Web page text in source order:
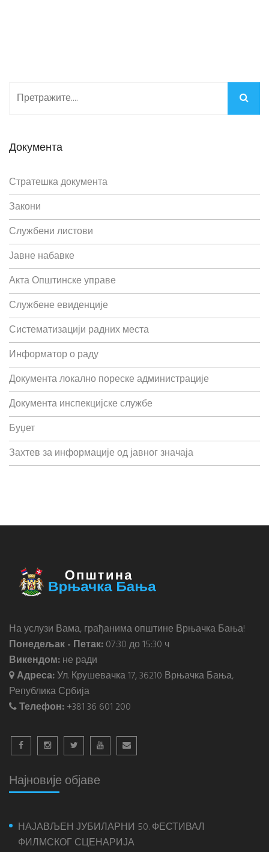
Документа
Стратешка документа
Закони
Службени листови
Јавне набавке
Акта Општинске управе
Службене евиденције
Систематизацији радних места
Информатор о раду
Документа локално пореске администрације
Документа инспекцијске службе
Буџет
Захтев за информације од јавног значаја
На услузи Вама, грађанима општине Врњачка Бања!
Понедељак - Петак:07:30 до 15:30 ч
Викендом:не ради
Адреса:Ул. Крушевачка 17, 36210 Врњачка Бања,
Република Србија
Телефон:+381 36 601 200
Најновије објаве
НАЈАВЉЕН ЈУБИЛАРНИ 50. ФЕСТИВАЛ
ФИЛМСКОГ СЦЕНАРИЈА